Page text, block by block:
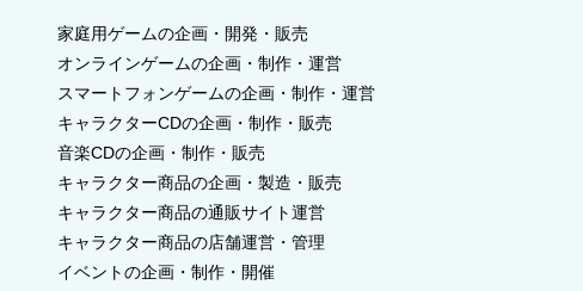
家庭用ゲームの企画・開発・販売
オンラインゲームの企画・制作・運営
スマートフォンゲームの企画・制作・運営
キャラクターCDの企画・制作・販売
音楽CDの企画・制作・販売
キャラクター商品の企画・製造・販売
キャラクター商品の通販サイト運営
キャラクター商品の店舗運営・管理
イベントの企画・制作・開催